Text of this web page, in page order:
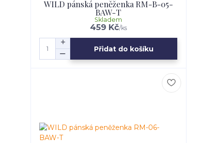
WILD pánská peněženka RM-B-05-
BAW-T
459 Kč/ks
Skladem
Přidat do košíku